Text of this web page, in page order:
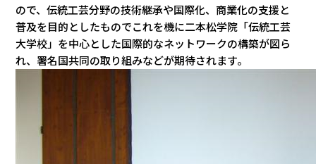
ので、伝統工芸分野の技術継承や国際化、商業化の支援と
普及を目的としたものでこれを機に二本松学院「伝統工芸
大学校」を中心とした国際的なネットワークの構築が図ら
れ、署名国共同の取り組みなどが期待されます。